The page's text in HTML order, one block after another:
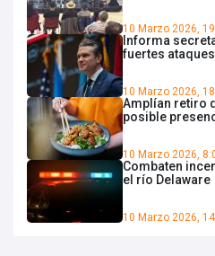
10 Marzo 2026,
Informa
fuertes
10 Marzo 2026,
Amplían retiro
posible
10 Marzo 2026,
Combaten
el río Delaware
10 Marzo 2026,